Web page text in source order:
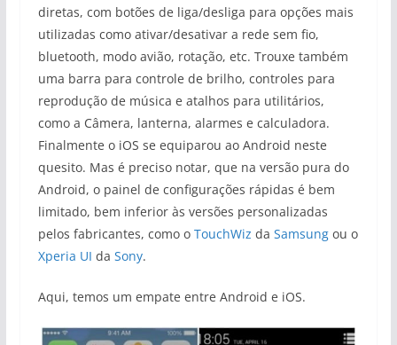
diretas, com botões de liga/desliga para opções mais
utilizadas como ativar/desativar a rede sem fio,
bluetooth, modo avião, rotação, etc. Trouxe também
uma barra para controle de brilho, controles para
reprodução de música e atalhos para utilitários,
como a Câmera, lanterna, alarmes e calculadora.
Finalmente o iOS se equiparou ao Android neste
quesito. Mas é preciso notar, que na versão pura do
Android, o painel de configurações rápidas é bem
limitado, bem inferior às versões personalizadas
pelos fabricantes, como o TouchWiz da Samsungou o
Xperia UI da Sony.
Aqui, temos um empate entre Android e iOS.